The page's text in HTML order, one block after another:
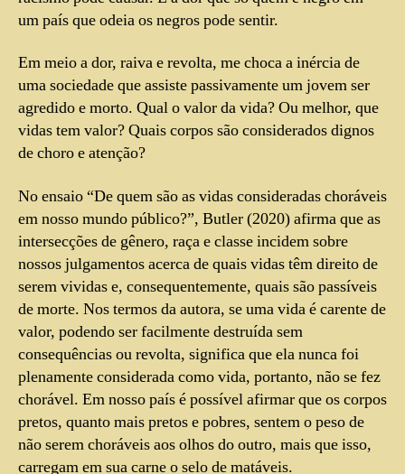
um país que odeia os negros pode sentir.
Em meio a dor, raiva e revolta, me choca a inércia de
uma sociedade que assiste passivamente um jovem ser
agredido e morto. Qual o valor da vida? Ou melhor, que
vidas tem valor? Quais corpos são considerados dignos
de choro e atenção?
No ensaio “De quem são as vidas consideradas choráveis
em nosso mundo público?”, Butler (2020) afirma que as
intersecções de gênero, raça e classe incidem sobre
nossos julgamentos acerca de quais vidas têm direito de
serem vividas e, consequentemente, quais são passíveis
de morte. Nos termos da autora, se uma vida é carente de
valor, podendo ser facilmente destruída sem
consequências ou revolta, significa que ela nunca foi
plenamente considerada como vida, portanto, não se fez
chorável. Em nosso país é possível afirmar que os corpos
pretos, quanto mais pretos e pobres, sentem o peso de
não serem choráveis aos olhos do outro, mais que isso,
carregam em sua carne o selo de matáveis.